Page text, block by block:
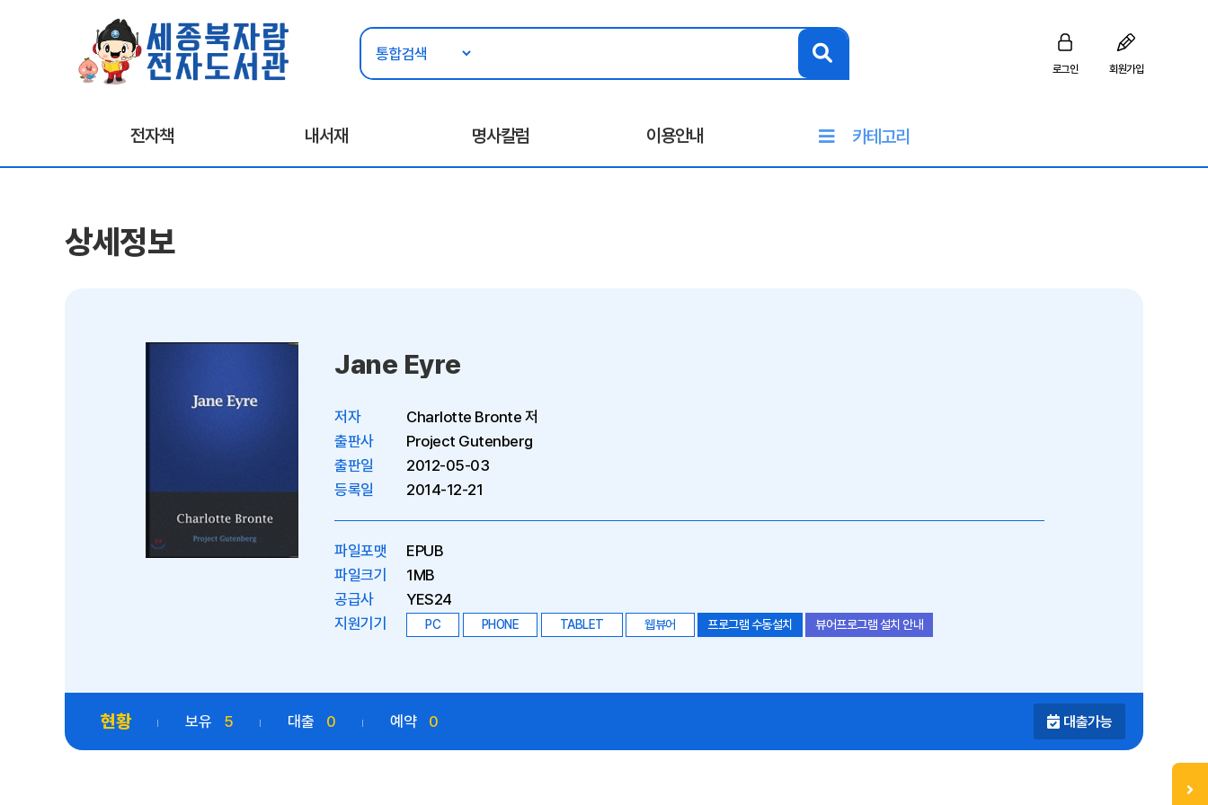
로그인 회원가입
전자책 내서재 명사칼럼 이용안내 카테고리
상세정보
Jane Eyre
저자
Charlotte Bronte 저
출판사
Project Gutenberg
출판일
2012-05-03
등록일
2014-12-21
파일포맷
EPUB
파일크기
1MB
공급사
YES24
지원기기
PC PHONE TABLET 웹뷰어 프로그램 수동설치 뷰어프로그램 설치 안내
현황 보유 5 대출 0 예약 0 대출가능